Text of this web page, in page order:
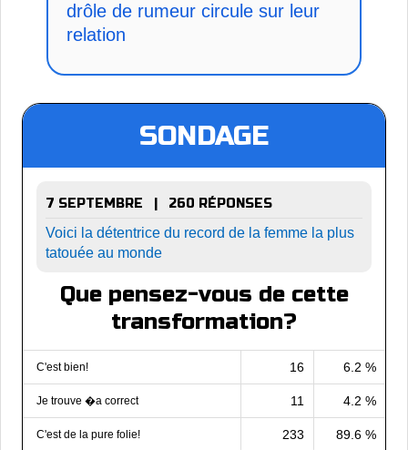
drôle de rumeur circule sur leur
relation
SONDAGE
7 SEPTEMBRE | 260 RÉPONSES
Voici la détentrice du record de la femme la plus
tatouée au monde
Que pensez-vous de cette
transformation?
C'est bien! 16 6.2 %
Je trouve �a correct 11 4.2 %
C'est de la pure folie! 233 89.6 %